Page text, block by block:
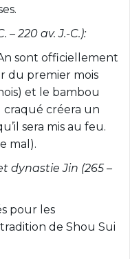
– 220 av. J.-C.):
sont officiellement
du premier mois
et le bambou
créera un
sera mis au feu.
mal).
dynastie Jin (265 –
pour les
de Shou Sui